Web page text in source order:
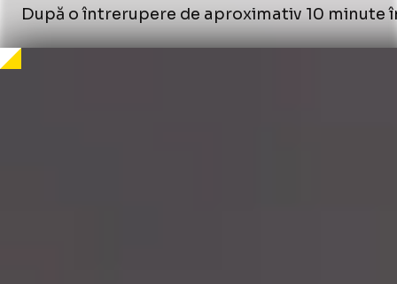
După o întrerupere de aproximativ 10